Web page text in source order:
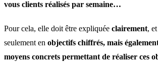
vous clients réalisés par semaine…
Pour cela, elle doit être expliquée clairement,
seulement en objectifs chiffrés, mais
moyens concrets permettant de réaliser ces